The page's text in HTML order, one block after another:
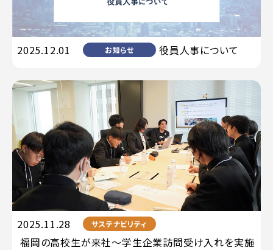
2025.12.01 お知らせ 役員人事について
2025.11.28 サステナビリティ
福岡の高校生が来社〜学生企業訪問受け入れを実施